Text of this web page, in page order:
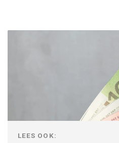
LEES OOK: